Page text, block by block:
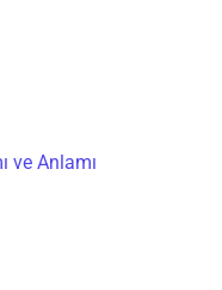
ve Anlamı